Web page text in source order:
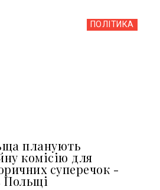
ПОЛІТИКА
планують
комісію для
суперечок -
Польщі